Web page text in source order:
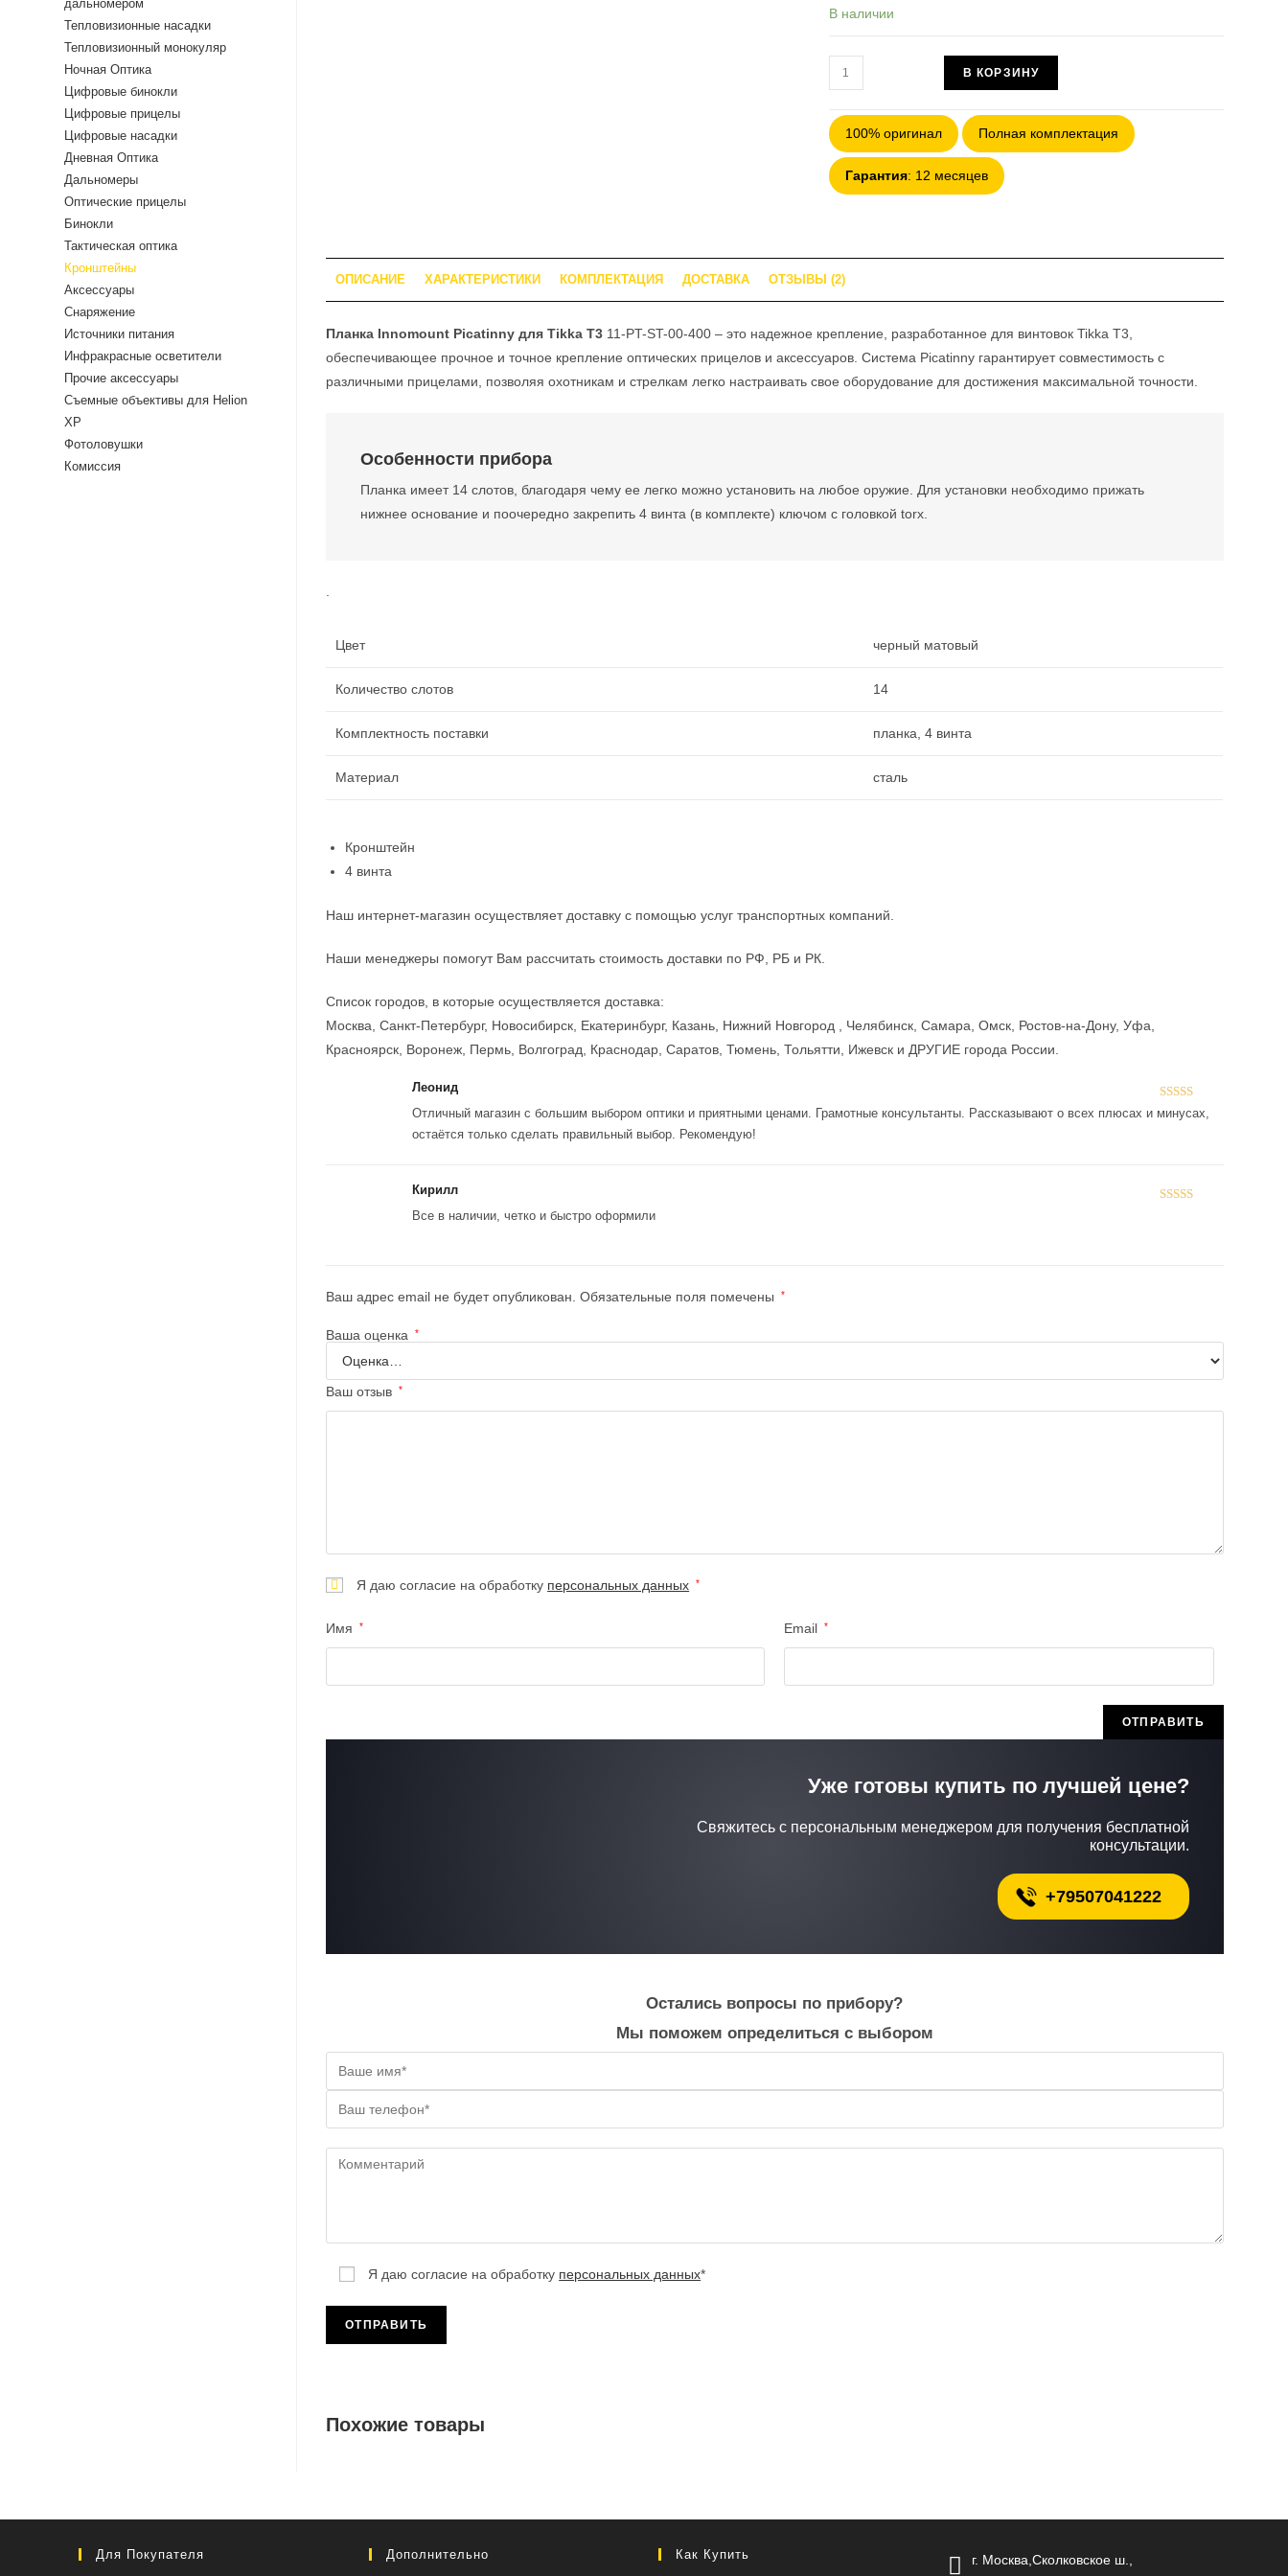
опроса
В наличии
Количество
товара
Планка
Innomount
Picatinny
для
(11-
PT-
ST-
00-
400)
В КОРЗИНУ
100% оригинал Полная комплектация
Гарантия: 12 месяцев
ОПИСАНИЕ ХАРАКТЕРИСТИКИ КОМПЛЕКТАЦИЯ ДОСТАВКА ОТЗЫВЫ (2)
Планка Innomount Picatinny для Tikka T3 11-PT-ST-00-400 – это надежное крепление, разработанное для винтовок Tikka T3,
обеспечивающее прочное и точное крепление оптических прицелов и аксессуаров. Система Picatinny гарантирует совместимость с
различными прицелами, позволяя охотникам и стрелкам легко настраивать свое оборудование для достижения максимальной точности.
Особенности прибора
Планка имеет 14 слотов, благодаря чему ее легко можно установить на любое оружие. Для установки необходимо прижать
нижнее основание и поочередно закрепить 4 винта (в комплекте) ключом с головкой torx.
.
Цвет черный матовый
Количество слотов 14
Комплектность поставки планка, 4 винта
Материал сталь
Кронштейн
4 винта
Наш интернет-магазин осуществляет доставку с помощью услуг транспортных компаний.
Наши менеджеры помогут Вам рассчитать стоимость доставки по РФ, РБ и РК.
Список городов, в которые осуществляется доставка:
Москва, Санкт-Петербург, Новосибирск, Екатеринбург, Казань, Нижний Новгород , Челябинск, Самара, Омск, Ростов-на-Дону, Уфа,
Красноярск, Воронеж, Пермь, Волгоград, Краснодар, Саратов, Тюмень, Тольятти, Ижевск и ДРУГИЕ города России.
Оценка5
Леонид
Отличный магазин с большим выбором оптики и приятными ценами. Грамотные консультанты. Рассказывают о всех плюсах и минусах,
остаётся только сделать правильный выбор. Рекомендую!
Кирилл
Все в наличии, четко и быстро оформили
Ваш адрес email не будет опубликован. Обязательные поля помечены *
Ваша оценка *
Ваш отзыв *
Я даю согласие на обработку персональных данных *
Имя * Email *
Уже готовы купить по лучшей цене?
Свяжитесь с персональным менеджером для получения бесплатной
консультации.
+79507041222
Остались вопросы по прибору?
Мы поможем определиться с выбором
Я даю согласие на обработку персональных данных*
Похожие товары
дальномером
Тепловизионные насадки
Тепловизионный монокуляр
Ночная Оптика
Цифровые бинокли
Цифровые прицелы
Цифровые насадки
Дневная Оптика
Дальномеры
Оптические прицелы
Бинокли
Тактическая оптика
Кронштейны
Аксессуары
Снаряжение
Источники питания
Инфракрасные осветители
Прочие аксессуары
Съемные объективы для Helion
XP
Фотоловушки
Комиссия
Для Покупателя Дополнительно Как Купить г. Москва,Сколковское ш.,